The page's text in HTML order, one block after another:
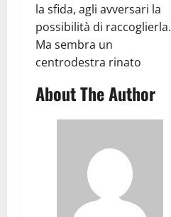
la sfida, agli avversari la
possibilità di raccoglierla.
Ma sembra un
centrodestra rinato
About The Author